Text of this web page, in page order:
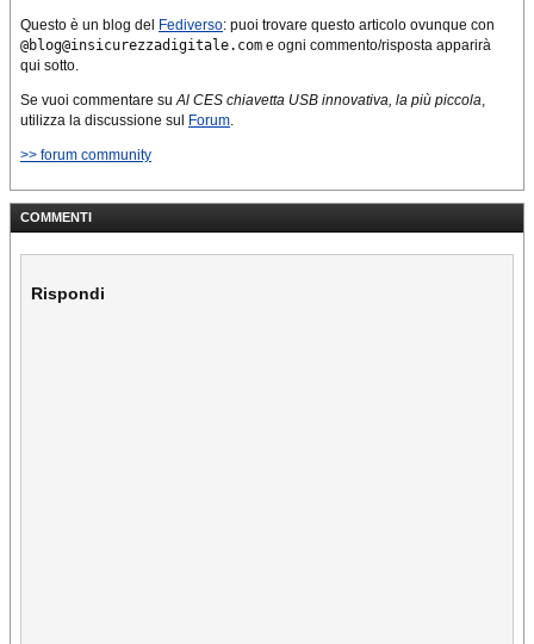
Questo è un blog del Fediverso: puoi trovare questo articolo ovunque con
@blog@insicurezzadigitale.com e ogni commento/risposta apparirà
qui sotto.
Se vuoi commentare suAl CES chiavetta USB innovativa, la più piccola,
utilizza la discussione sul Forum.
>> forum community
COMMENTI
Rispondi